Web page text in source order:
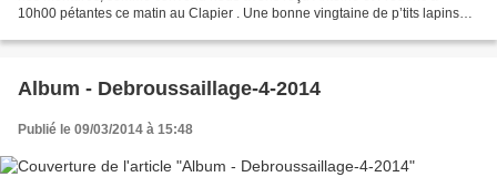
10h00 pétantes ce matin au Clapier . Une bonne vingtaine de p’tits lapins
Album - Debroussaillage-4-2014
Publié le 09/03/2014 à 15:48